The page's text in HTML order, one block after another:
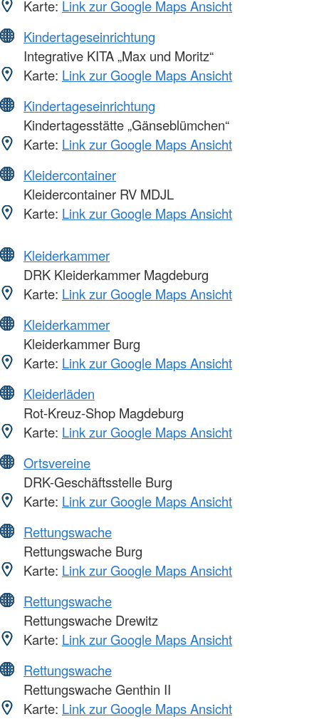
Karte: Link zur Google Maps Ansicht
Kindertageseinrichtung
Integrative KITA „Max und Moritz“
Karte: Link zur Google Maps Ansicht
Kindertageseinrichtung
Kindertagesstätte „Gänseblümchen“
Karte: Link zur Google Maps Ansicht
Kleidercontainer
Kleidercontainer RV MDJL
Karte: Link zur Google Maps Ansicht
Kleiderkammer
DRK Kleiderkammer Magdeburg
Karte: Link zur Google Maps Ansicht
Kleiderkammer
Kleiderkammer Burg
Karte: Link zur Google Maps Ansicht
Kleiderläden
Rot-Kreuz-Shop Magdeburg
Karte: Link zur Google Maps Ansicht
Ortsvereine
DRK-Geschäftsstelle Burg
Karte: Link zur Google Maps Ansicht
Rettungswache
Rettungswache Burg
Karte: Link zur Google Maps Ansicht
Rettungswache
Rettungswache Drewitz
Karte: Link zur Google Maps Ansicht
Rettungswache
Rettungswache Genthin II
Karte: Link zur Google Maps Ansicht